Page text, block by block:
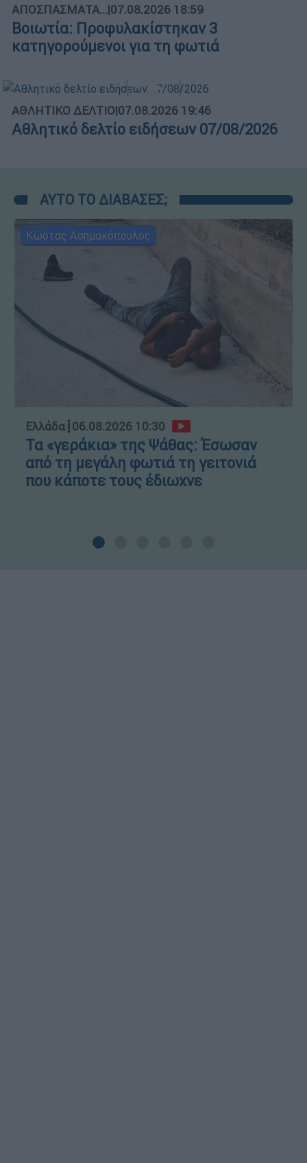
ΑΠΟΣΠΑΣΜΑΤΑ...|07.08.2026 18:59
Βοιωτία: Προφυλακίστηκαν 3
κατηγορούμενοι για τη φωτιά
ΑΘΛΗΤΙΚΟ ΔΕΛΤΙΟ|07.08.2026 19:46
Αθλητικό δελτίο ειδήσεων 07/08/2026
ΑΥΤΟ ΤΟ ΔΙΑΒΑΣΕΣ;
Κώστας Ασημακόπουλος
Ελλάδα┋06.08.2026 10:30
Τα «γεράκια» της Ψάθας: Έσωσαν
από τη μεγάλη φωτιά τη γειτονιά
που κάποτε τους έδιωχνε